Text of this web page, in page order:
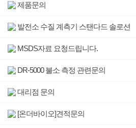
제품문의
발전소 수질 계측기 스탠다드 솔로션
MSDS자료 요청드립니다.
DR-5000 불소 측정 관련문의
대리점 문의
[온더바이오]견적문의